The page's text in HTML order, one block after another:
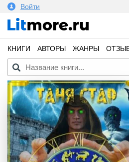
Войти
КНИГИ АВТОРЫ ЖАНРЫ